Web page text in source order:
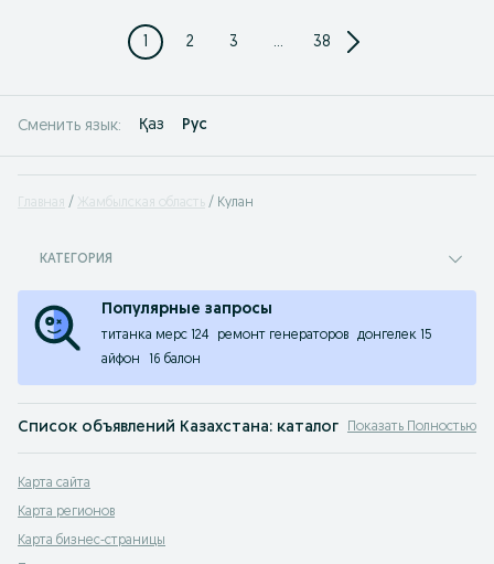
1 2 3 ... 38
Сменить язык: Қаз Рус
Главная Жамбылская область Кулан
КАТЕГОРИЯ
Популярные запросы
титанка мерс 124 ремонт генераторов
донгелек 15
айфон
16 балон
Список объявлений Казахстана: каталог любых товаров.
Объявления в Кулан, Казахстане на OLX.kz, раньше Slando - здесь вы
На сайте объявлений OLX.kz Кулан вы можете найти, продать или купить
OLX Кулан - продается все!
Показать Полностью
Карта сайта
Карта регионов
Карта бизнес-страницы